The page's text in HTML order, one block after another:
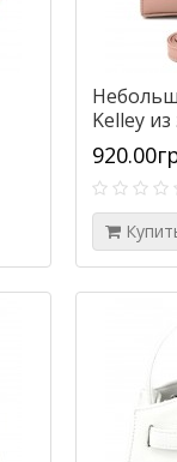
Kelley
пудровая